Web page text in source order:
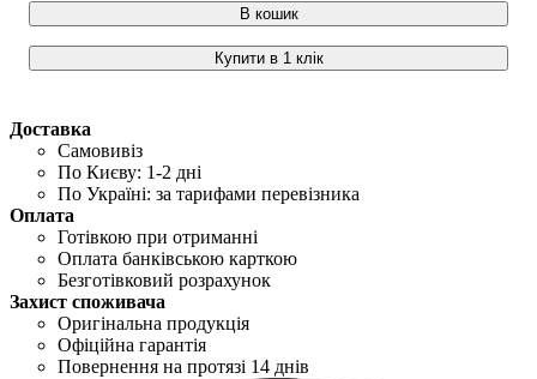
В кошик
Купити в 1 клік
Доставка
Самовивіз
По Києву: 1-2 дні
По Україні: за тарифами перевізника
Оплата
Готівкою при отриманні
Оплата банківською карткою
Безготівковий розрахунок
Захист споживача
Оригінальна продукція
Офіційна гарантія
Повернення на протязі 14 днів